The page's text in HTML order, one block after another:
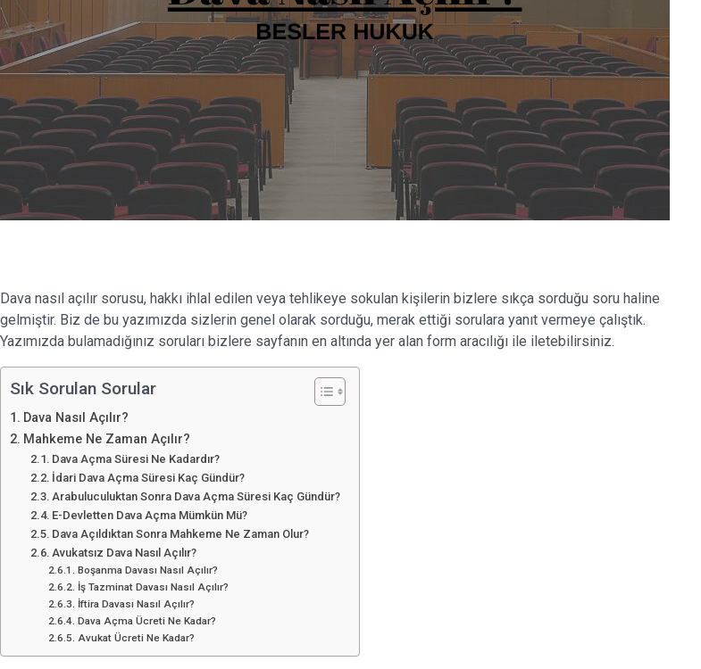
Dava nasıl açılır sorusu, hakkı ihlal edilen veya tehlikeye sokulan kişilerin bizlere sıkça sorduğu soru haline
gelmiştir. Biz de bu yazımızda sizlerin genel olarak sorduğu, merak ettiği sorulara yanıt vermeye çalıştık.
Yazımızda bulamadığınız soruları bizlere sayfanın en altında yer alan form aracılığı ile iletebilirsiniz.
Sık Sorulan Sorular
Dava Nasıl Açılır?
Mahkeme Ne Zaman Açılır?
Dava Açma Süresi Ne Kadardır?
İdari Dava Açma Süresi Kaç Gündür?
Arabuluculuktan Sonra Dava Açma Süresi Kaç Gündür?
E-Devletten Dava Açma Mümkün Mü?
Dava Açıldıktan Sonra Mahkeme Ne Zaman Olur?
Avukatsız Dava Nasıl Açılır?
Boşanma Davası Nasıl Açılır?
İş Tazminat Davası Nasıl Açılır?
İftira Davası Nasıl Açılır?
Dava Açma Ücreti Ne Kadar?
Avukat Ücreti Ne Kadar?